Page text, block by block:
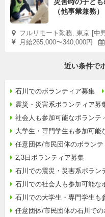
（他事業兼務）
フルリモート勤務, 東京 [中
月給265,000〜340,000円
近い条件で
石川でのボランティア募集
震災・災害系ボランティア募
社会人も参加可能なボランテ
大学生・専門学生も参加可能
任意団体/市民団体のボラン
2,3日ボランティア募集
石川での震災・災害系ボラン
石川での社会人も参加可能な
石川での大学生・専門学生も
任意団体/市民団体の石川で